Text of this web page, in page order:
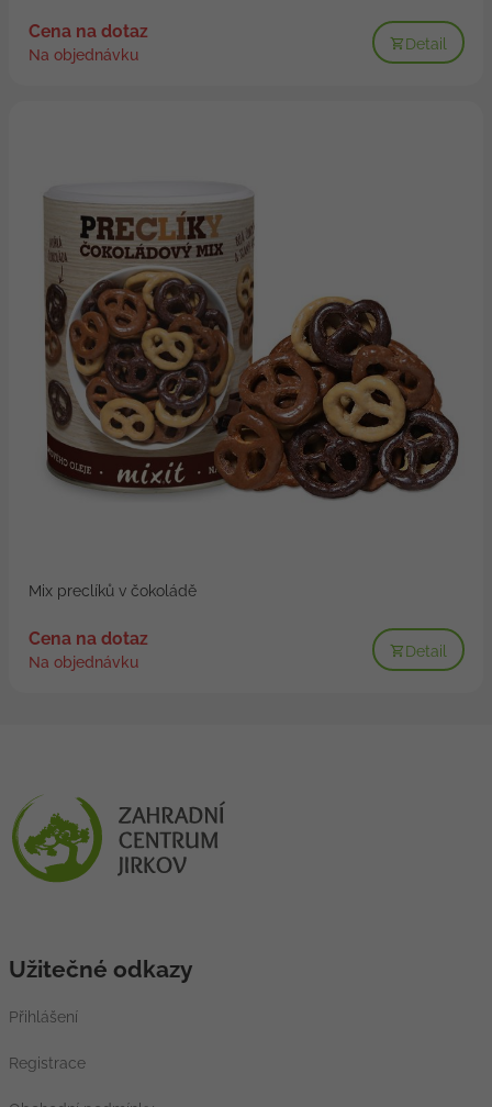
Cena na dotaz
Na objednávku
Detail
Mix preclíků v čokoládě
Cena na dotaz
Na objednávku
Detail
Užitečné odkazy
Přihlášení
Registrace